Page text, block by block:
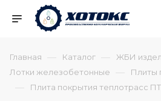
Главная — Каталог — ЖБИ
Лотки железобетонные — Плиты
— Плита покрытия теплотрасс ПТ